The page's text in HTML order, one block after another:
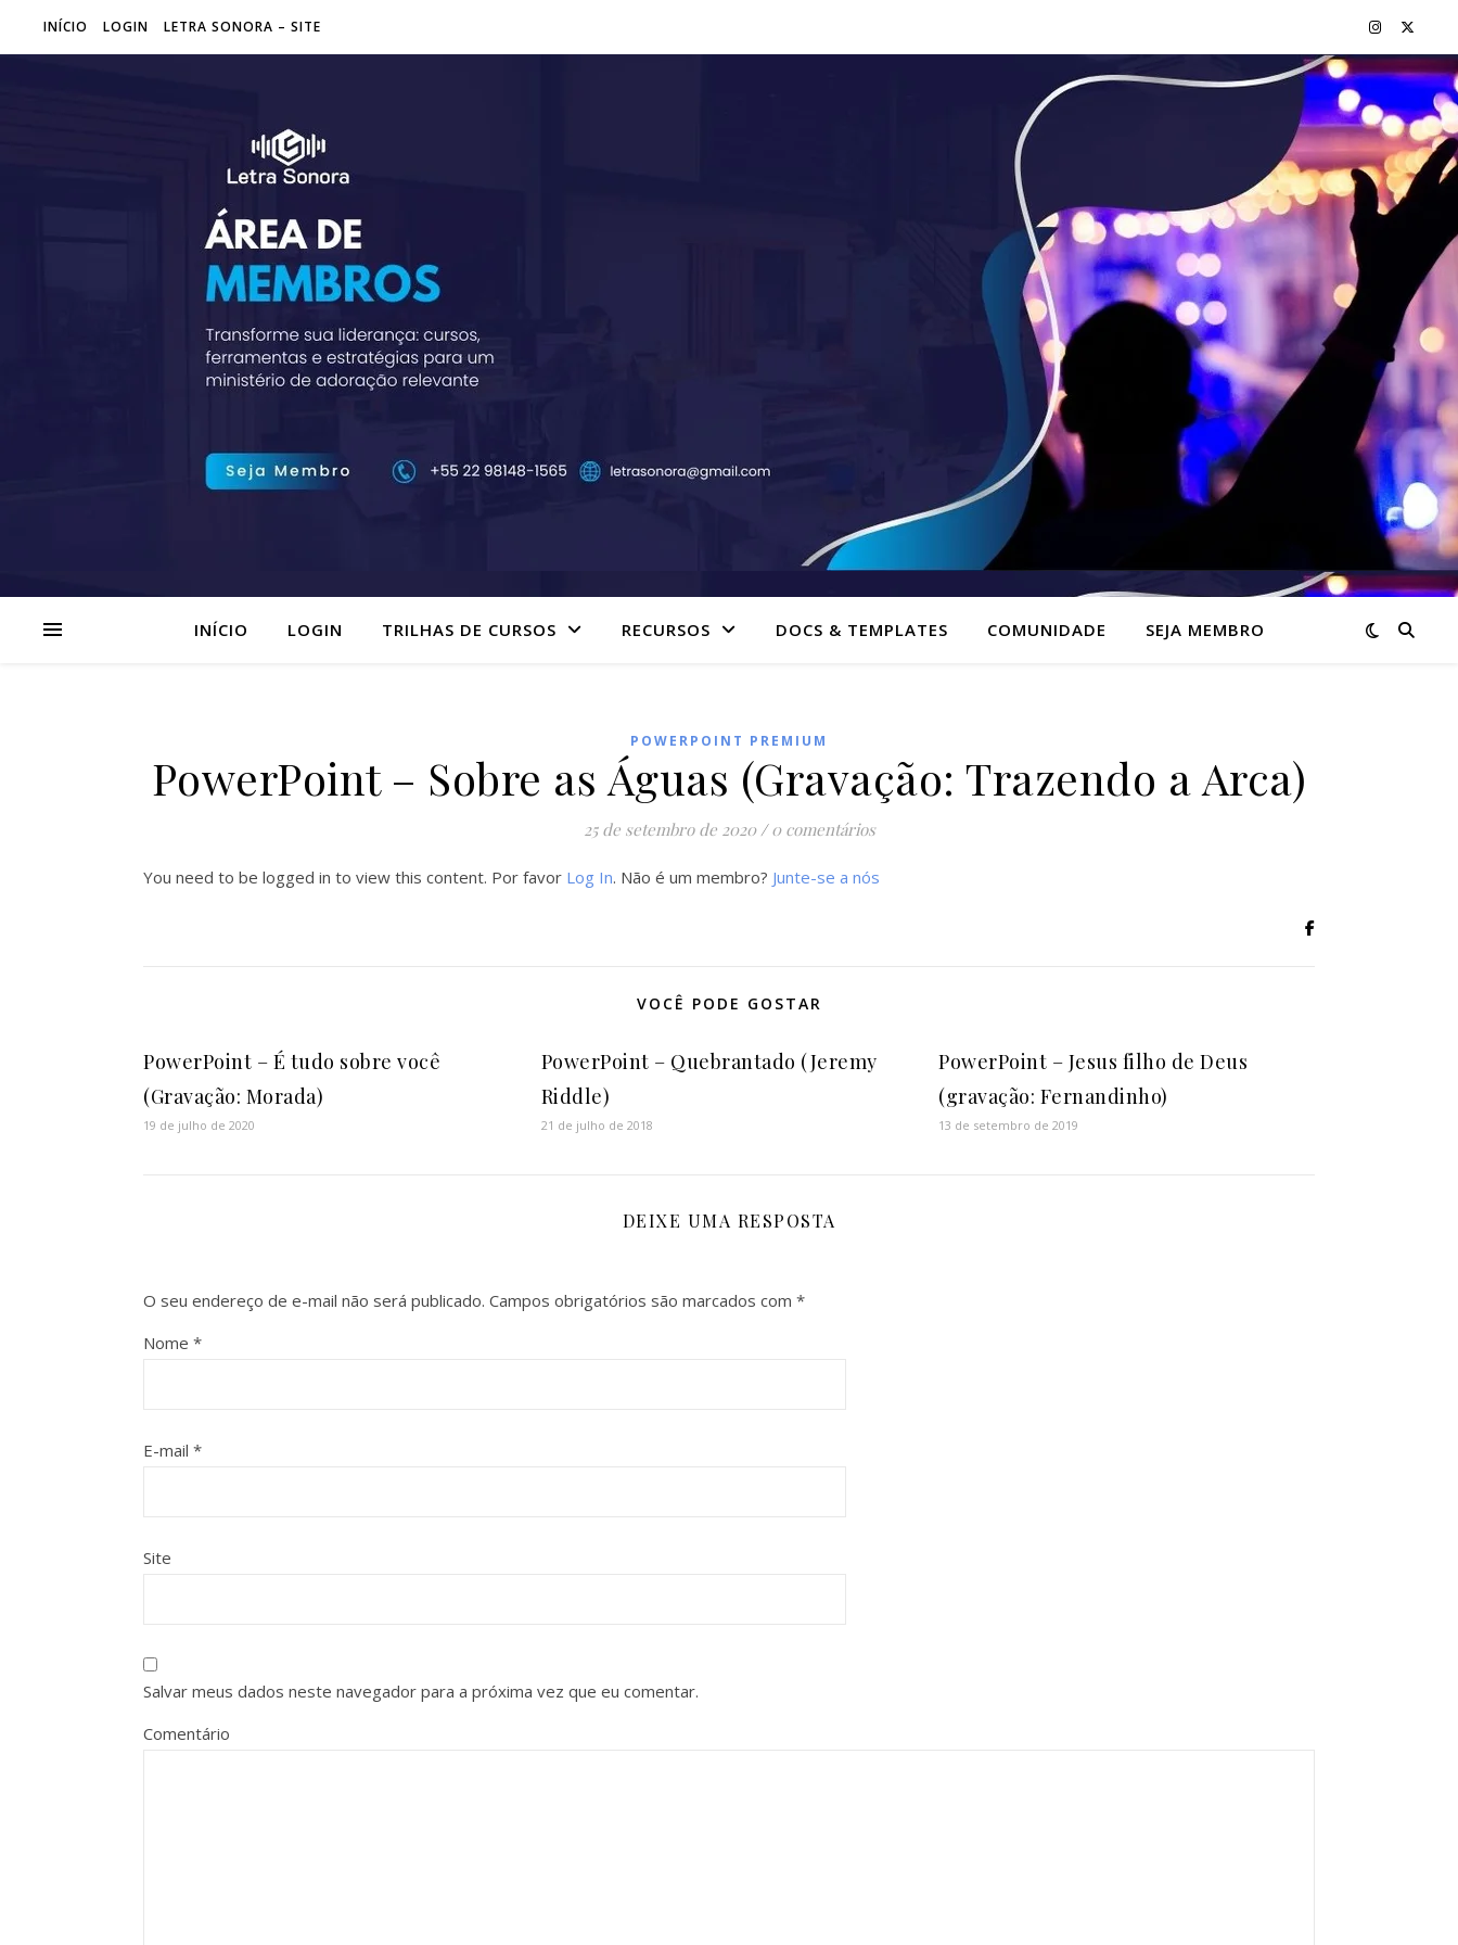
INÍCIO LOGIN LETRA SONORA – SITE
INÍCIO LOGIN TRILHAS DE CURSOS RECURSOS DOCS & TEMPLATES COMUNIDADE SEJA MEMBRO
POWERPOINT PREMIUM
PowerPoint – Sobre as Águas (Gravação: Trazendo a Arca)
25 de setembro de 2020 / 0 comentários
You need to be logged in to view this content. Por favor Log In. Não é um membro? Junte-se a nós
VOCÊ PODE GOSTAR
PowerPoint – É tudo sobre você
(Gravação: Morada)
19 de julho de 2020
PowerPoint – Quebrantado (Jeremy
Riddle)
21 de julho de 2018
PowerPoint – Jesus filho de Deus
(gravação: Fernandinho)
13 de setembro de 2019
DEIXE UMA RESPOSTA
O seu endereço de e-mail não será publicado. Campos obrigatórios são marcados com *
Nome *
E-mail *
Site
Salvar meus dados neste navegador para a próxima vez que eu comentar.
Comentário